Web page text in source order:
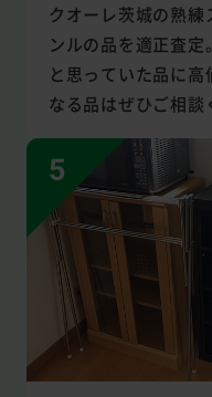
クオーレ茨城の熟
ンルの品を適正査
と思っていた品に
なる品はぜひご相談